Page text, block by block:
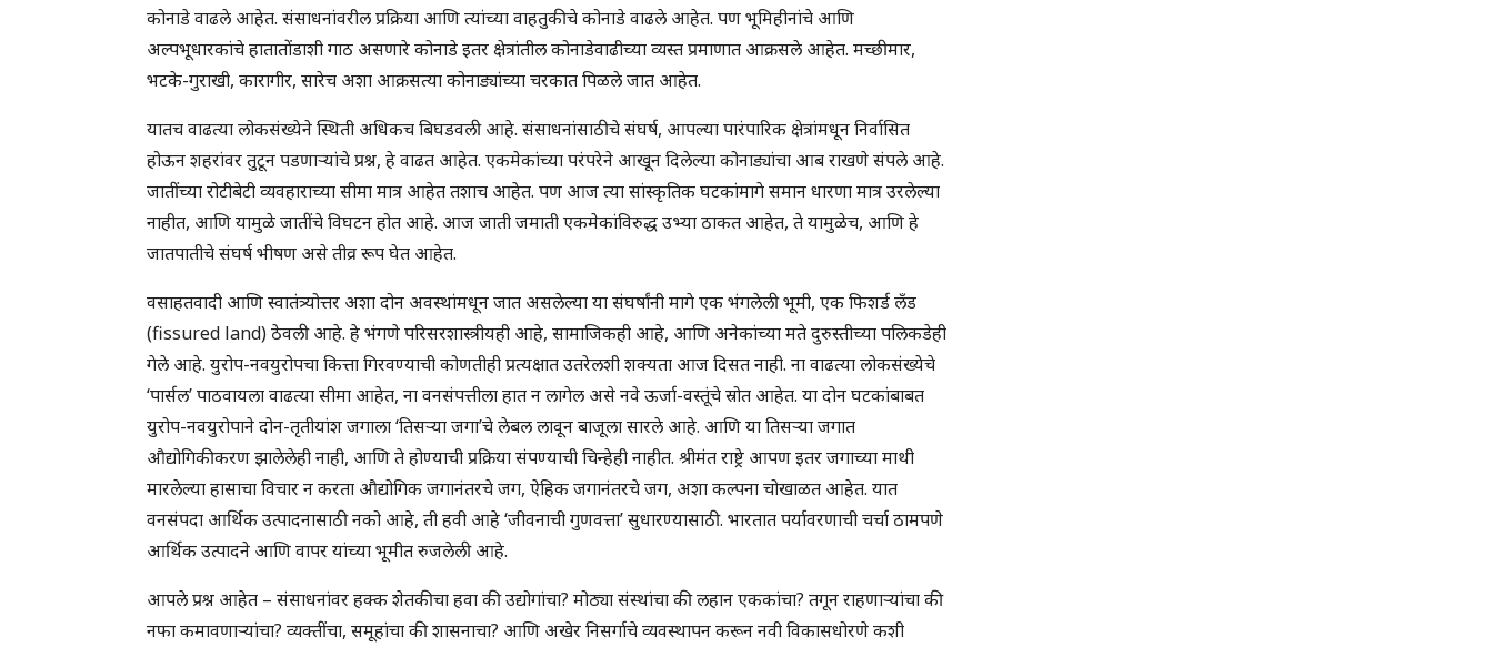
कोनाडे वाढले आहेत. संसाधनांवरील प्रक्रिया आणि त्यांच्या वाहतुकीचे कोनाडे वाढले आहेत. पण भूमिहीनांचे आणि
अल्पभूधारकांचे हातातोंडाशी गाठ असणारे कोनाडे इतर क्षेत्रांतील कोनाडेवाढीच्या व्यस्त प्रमाणात आक्रसले आहेत. मच्छीमार,
भटके-गुराखी, कारागीर, सारेच अशा आक्रसत्या कोनाड्यांच्या चरकात पिळले जात आहेत.
यातच वाढत्या लोकसंख्येने स्थिती अधिकच बिघडवली आहे. संसाधनांसाठीचे संघर्ष, आपल्या पारंपारिक क्षेत्रांमधून निर्वासित
होऊन शहरांवर तुटून पडणाऱ्यांचे प्रश्न, हे वाढत आहेत. एकमेकांच्या परंपरेने आखून दिलेल्या कोनाड्यांचा आब राखणे संपले आहे.
जातींच्या रोटीबेटी व्यवहाराच्या सीमा मात्र आहेत तशाच आहेत. पण आज त्या सांस्कृतिक घटकांमागे समान धारणा मात्र उरलेल्या
नाहीत, आणि यामुळे जातींचे विघटन होत आहे. आज जाती जमाती एकमेकांविरुद्ध उभ्या ठाकत आहेत, ते यामुळेच, आणि हे
जातपातीचे संघर्ष भीषण असे तीव्र रूप घेत आहेत.
वसाहतवादी आणि स्वातंत्र्योत्तर अशा दोन अवस्थांमधून जात असलेल्या या संघर्षांनी मागे एक भंगलेली भूमी, एक फिशर्ड लँड
(fissured land) ठेवली आहे. हे भंगणे परिसरशास्त्रीयही आहे, सामाजिकही आहे, आणि अनेकांच्या मते दुरुस्तीच्या पलिकडेही
गेले आहे. युरोप-नवयुरोपचा कित्ता गिरवण्याची कोणतीही प्रत्यक्षात उतरेलशी शक्यता आज दिसत नाही. ना वाढत्या लोकसंख्येचे
‘पार्सल’ पाठवायला वाढत्या सीमा आहेत, ना वनसंपत्तीला हात न लागेल असे नवे ऊर्जा-वस्तूंचे स्रोत आहेत. या दोन घटकांबाबत
युरोप-नवयुरोपाने दोन-तृतीयांश जगाला ‘तिसऱ्या जगा’चे लेबल लावून बाजूला सारले आहे. आणि या तिसऱ्या जगात
औद्योगिकीकरण झालेलेही नाही, आणि ते होण्याची प्रक्रिया संपण्याची चिन्हेही नाहीत. श्रीमंत राष्ट्रे आपण इतर जगाच्या माथी
मारलेल्या हासाचा विचार न करता औद्योगिक जगानंतरचे जग, ऐहिक जगानंतरचे जग, अशा कल्पना चोखाळत आहेत. यात
वनसंपदा आर्थिक उत्पादनासाठी नको आहे, ती हवी आहे ‘जीवनाची गुणवत्ता’ सुधारण्यासाठी. भारतात पर्यावरणाची चर्चा ठामपणे
आर्थिक उत्पादने आणि वापर यांच्या भूमीत रुजलेली आहे.
आपले प्रश्न आहेत – संसाधनांवर हक्क शेतकीचा हवा की उद्योगांचा? मोठ्या संस्थांचा की लहान एककांचा? तगून राहणाऱ्यांचा की
नफा कमावणाऱ्यांचा? व्यक्तींचा, समूहांचा की शासनाचा? आणि अखेर निसर्गाचे व्यवस्थापन करून नवी विकासधोरणे कशी